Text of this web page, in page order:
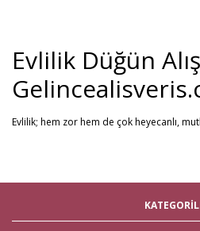
Evlilik Düğün
Evlilik; hem zor hem de çok heyecanlı,
Gelince Alışveriş; 2013 senesinden beri
gelin hamamı,
malzemelerigibi ürünleri tek bir